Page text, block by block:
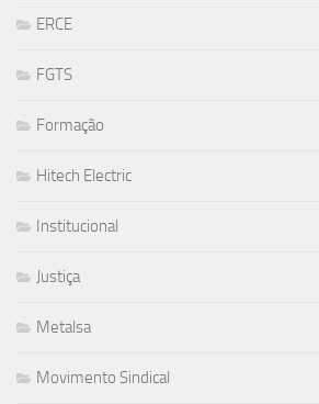
ERCE
FGTS
Formação
Hitech Electric
Institucional
Justiça
Metalsa
Movimento Sindical